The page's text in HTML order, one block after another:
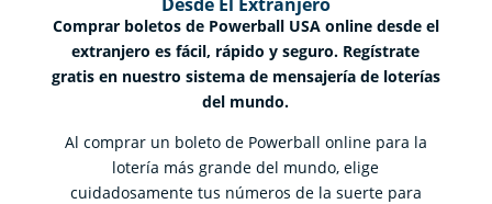
Comprar boletos de Powerball USA online desde el
extranjero es fácil, rápido y seguro. Regístrate
gratis en nuestro sistema de mensajería de loterías
del mundo.
Al comprar un boleto de Powerball online para la
lotería más grande del mundo, elige
cuidadosamente tus números de la suerte para